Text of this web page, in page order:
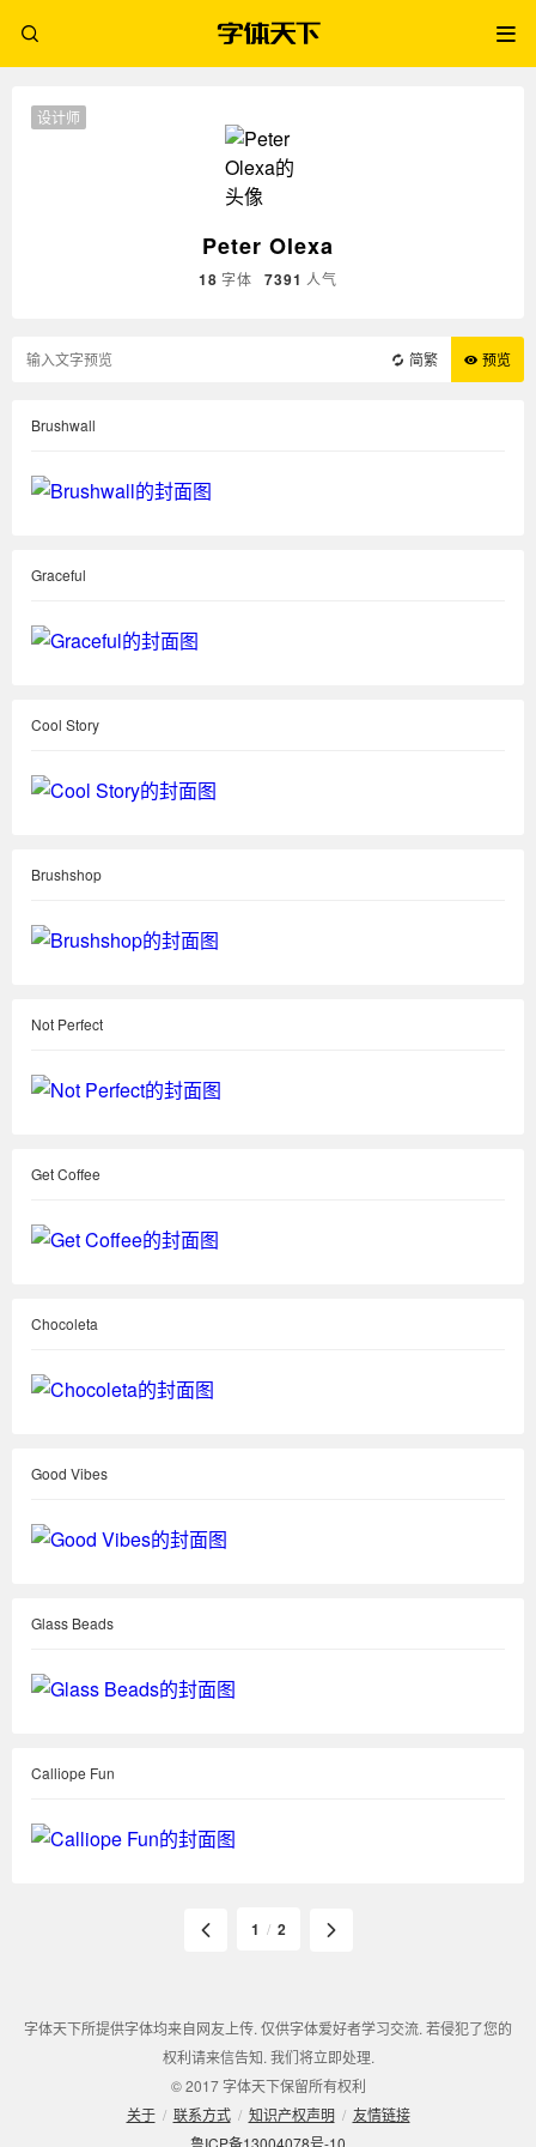
Peter Olexa
18 字体 7391 人气
设计师
简繁 预览
Brushwall
Graceful
Cool Story
Brushshop
Not Perfect
Get Coffee
Chocoleta
Good Vibes
Glass Beads
Calliope Fun
1 / 2
字体天下所提供字体均来自网友上传. 仅供字体爱好者学习交流. 若侵犯了您的
权利请来信告知. 我们将立即处理.
© 2017 字体天下保留所有权利
关于 / 联系方式 / 知识产权声明 / 友情链接
鲁ICP备13004078号-10